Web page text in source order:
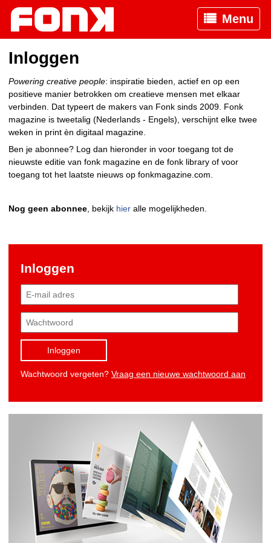
Menu
Inloggen
Powering creative people: inspiratie bieden, actief en op een
positieve manier betrokken om creatieve mensen met elkaar
verbinden. Dat typeert de makers van Fonk sinds 2009. Fonk
magazine is tweetalig (Nederlands - Engels), verschijnt elke twee
weken in print èn digitaal magazine.
Ben je abonnee? Log dan hieronder in voor toegang tot de
nieuwste editie van fonk magazine en de fonk library of voor
toegang tot het laatste nieuws op fonkmagazine.com.
Nog geen abonnee , bekijk hier alle mogelijkheden.
Inloggen
Inloggen
Wachtwoord vergeten? Vraag een nieuwe wachtwoord aan